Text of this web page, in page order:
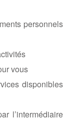
personnels
vous
disponibles
l’intermédiaire